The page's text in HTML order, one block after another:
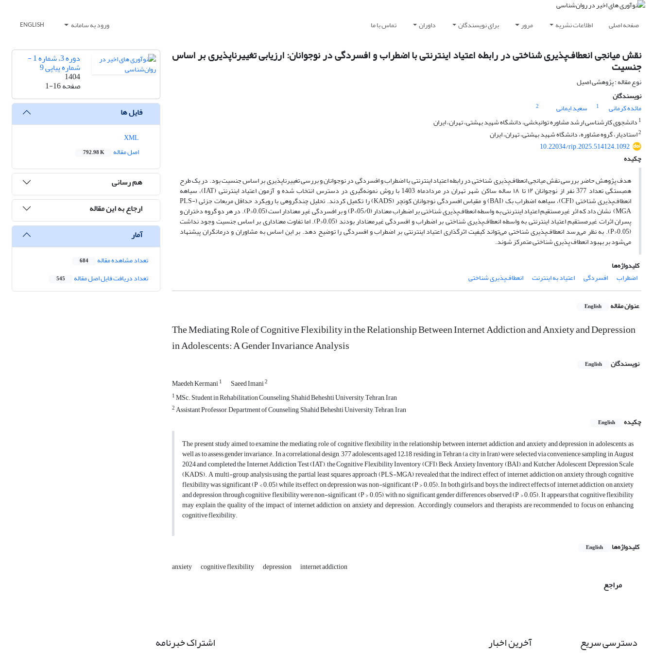
صفحه اصلی اطلاعات نشریه مرور برای نویسندگان داوران تماس با ما ورود به سامانه ENGLISH
نقش میانجی انعطاف‌پذیری شناختی در رابطه اعتیاد اینترنتی با اضطراب و افسردگی در نوجوانان: ارزیابی تغییرناپذیری بر اساس
جنسیت
نوع مقاله : پژوهشی اصیل
نویسندگان
مائده کرمانی
1 سعید ایمانی
2
1 دانشجوی کارشناسی ارشد مشاوره توانبخشی، دانشگاه شهید بهشتی، تهران، ایران
2استادیار، گروه مشاوره، دانشگاه شهید بهشتی، تهران، ایران
10.22034/rip.2025.514124.1092
چکیده
هدف پژوهش حاضر بررسی نقش میانجی انعطاف‌پذیری شناختی در رابطه اعتیاد اینترنتی با اضطراب و افسردگی در نوجوانان و بررسی تغییرناپذیری بر اساس جنسیت بود. در یک طرح
همبستگی تعداد 377 نفر از نوجوانان ۱۲ تا ۱۸ ساله ساکن شهر تهران در مردادماه 1403 با روش نمونه‌گیری در دسترس انتخاب شده و آزمون اعتیاد اینترنتی (IAT)، سیاهه
انعطاف‌پذیری شناختی (CFI)، سیاهه اضطراب بک (BAI) و مقیاس افسردگی نوجوانان کوتچر (KADS) را تکمیل کردند. تحلیل چندگروهی با رویکرد حداقل مربعات جزئی (PLS-
MGA) نشان داد که اثر غیرمستقیم اعتیاد اینترنتی به واسطه انعطاف‌پذیری شناختی بر اضطراب معنادار (05/0>P) و بر افسردگی غیر معنادار است (0.05<P). در هر دو گروه دختران و
پسران اثرات غیرمستقیم اعتیاد اینترنتی به واسطه انعطاف‌پذیری شناختی بر اضطراب و افسردگی غیرمعنادار بودند (0.05<P). اما تفاوت معناداری بر اساس جنسیت وجود نداشت
(0.05<P). به نظر می‌رسد انعطاف‌پذیری شناختی می‌تواند کیفیت اثرگذاری اعتیاد اینترنتی بر اضطراب و افسردگی را توضیح دهد. بر این اساس به مشاوران و درمانگران پیشنهاد
می‌شود بر بهبود انعطاف پذیری شناختی متمرکز شوند.
کلیدواژه‌ها
اضطراب
افسردگی اعتیاد به اینترنت انعطاف‌پذیری شناختی
عنوان مقاله English
The Mediating Role of Cognitive Flexibility in the Relationship Between Internet Addiction and Anxiety and Depression
in Adolescents: A Gender Invariance Analysis
نویسندگان English
Maedeh Kermani1 Saeed Imani2
1MSc. Student in Rehabilitation Counseling, Shahid Beheshti University, Tehran, Iran
2Assistant Professor, Department of Counseling, Shahid Beheshti University, Tehran, Iran
چکیده
English
The present study aimed to examine the mediating role of cognitive flexibility in the relationship between internet addiction and anxiety and depression in adolescents, as
well as to assess gender invariance. In a correlational design, 377 adolescents aged 12–18 residing in Tehran (a city in Iran) were selected via convenience sampling in August
2024 and completed the Internet Addiction Test (IAT), the Cognitive Flexibility Inventory (CFI), Beck Anxiety Inventory (BAI), and Kutcher Adolescent Depression Scale
(KADS). A multi-group analysis using the partial least squares approach (PLS-MGA) revealed that the indirect effect of internet addiction on anxiety through cognitive
flexibility was significant (P < 0.05), while its effect on depression was non-significant (P > 0.05). In both girls and boys, the indirect effects of internet addiction on anxiety
and depression through cognitive flexibility were non-significant (P > 0.05), with no significant gender differences observed (P > 0.05). It appears that cognitive flexibility
may explain the quality of the impact of internet addiction on anxiety and depression. Accordingly, counselors and therapists are recommended to focus on enhancing
cognitive flexibility.
کلیدواژه‌ها English
anxiety cognitive flexibility depression internet addiction
مراجع
دوره 3، شماره 1 -
شماره پیاپی 9
1404
صفحه1-16
فایل ها
اصل مقاله
792.98 K
هم رسانی
ارجاع به این مقاله
آمار
تعداد مشاهده مقاله 684
تعداد دریافت فایل اصل مقاله 545
دسترسی سریع آخرین اخبار اشتراک خبرنامه